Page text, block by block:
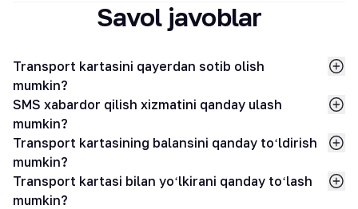
Savol javoblar
Transport kartasini qayerdan sotib olish
mumkin?
SMS xabardor qilish xizmatini qanday ulash
mumkin?
Transport kartasining balansini qanday toʻldirish
mumkin?
Transport kartasi bilan yoʻlkirani qanday toʻlash
mumkin?